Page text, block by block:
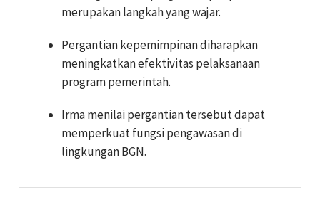
merupakan langkah yang wajar.
Pergantian kepemimpinan diharapkan
meningkatkan efektivitas pelaksanaan
program pemerintah.
Irma menilai pergantian tersebut dapat
memperkuat fungsi pengawasan di
lingkungan BGN.